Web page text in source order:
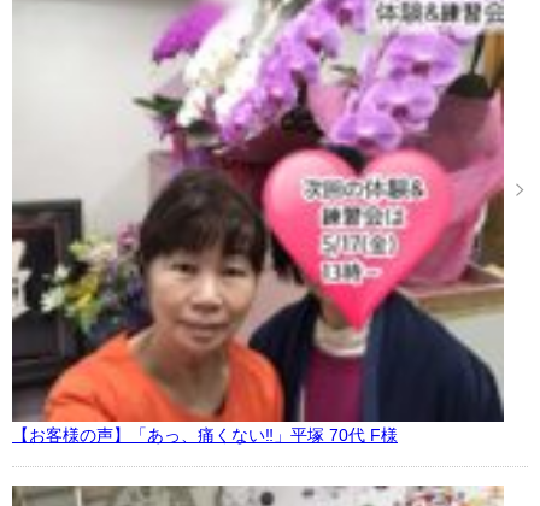
【お客様の声】「あっ、痛くない‼︎」平塚 70代 F様